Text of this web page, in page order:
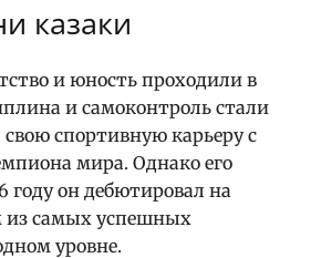
казаки
и юность проходили в
и самоконтроль стали
спортивную карьеру с
мира. Однако его
году он дебютировал на
из самых успешных
уровне.